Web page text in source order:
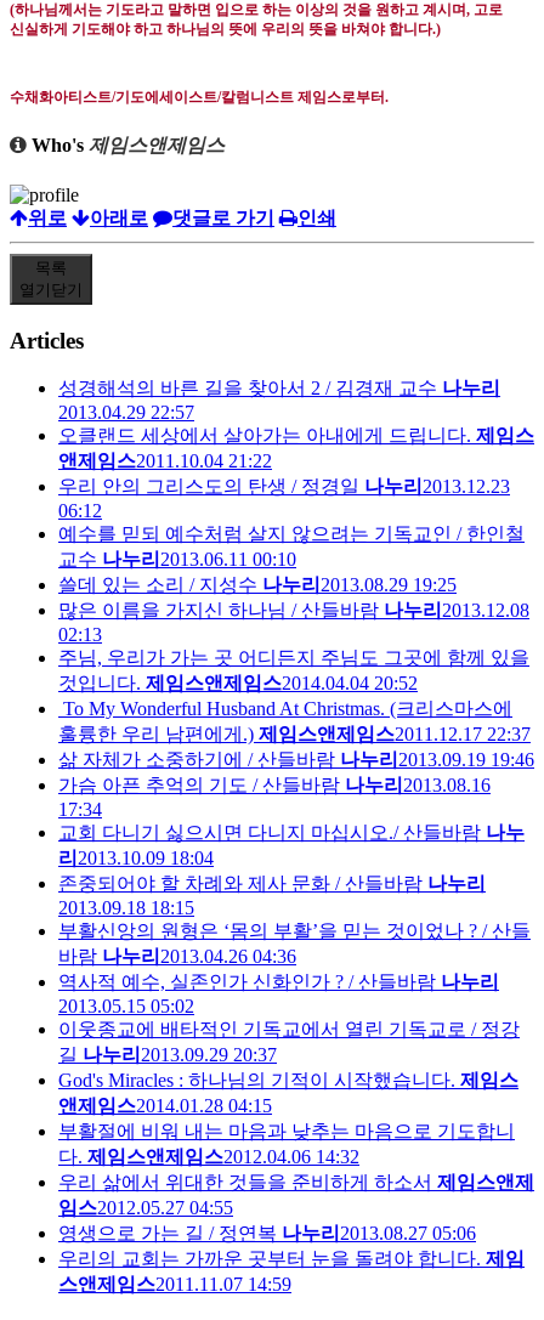
(하나님께서는 기도라고 말하면 입으로 하는 이상의 것을 원하고 계시며, 고로
신실하게 기도해야 하고 하나님의 뜻에 우리의 뜻을 바쳐야 합니다.)
수채화아티스트/기도에세이스트/칼럼니스트 제임스로부터.
Who's 제임스앤제임스
위로 아래로 댓글로 가기 인쇄
목록
열기 닫기
Articles
성경해석의 바른 길을 찾아서 2 / 김경재 교수 나누리
2013.04.29 22:57
오클랜드 세상에서 살아가는 아내에게 드립니다. 제임스
앤제임스2011.10.04 21:22
우리 안의 그리스도의 탄생 / 정경일 나누리 2013.12.23
06:12
예수를 믿되 예수처럼 살지 않으려는 기독교인 / 한인철
교수 나누리 2013.06.11 00:10
쓸데 있는 소리 / 지성수 나누리 2013.08.29 19:25
많은 이름을 가지신 하나님 / 산들바람 나누리 2013.12.08
02:13
주님, 우리가 가는 곳 어디든지 주님도 그곳에 함께 있을
것입니다. 제임스앤제임스2014.04.04 20:52
To My Wonderful Husband At Christmas. (크리스마스에
훌륭한 우리 남편에게.) 제임스앤제임스2011.12.17 22:37
삶 자체가 소중하기에 / 산들바람 나누리 2013.09.19 19:46
가슴 아픈 추억의 기도 / 산들바람 나누리 2013.08.16
17:34
교회 다니기 싫으시면 다니지 마십시오./ 산들바람 나누
리 2013.10.09 18:04
존중되어야 할 차례와 제사 문화 / 산들바람 나누리
2013.09.18 18:15
부활신앙의 원형은 ‘몸의 부활’을 믿는 것이었나 ? / 산들
바람 나누리 2013.04.26 04:36
역사적 예수, 실존인가 신화인가 ? / 산들바람 나누리
2013.05.15 05:02
이웃종교에 배타적인 기독교에서 열린 기독교로 / 정강
길 나누리 2013.09.29 20:37
God's Miracles : 하나님의 기적이 시작했습니다. 제임스
앤제임스2014.01.28 04:15
부활절에 비워 내는 마음과 낮추는 마음으로 기도합니
다. 제임스앤제임스2012.04.06 14:32
우리 삶에서 위대한 것들을 준비하게 하소서 제임스앤제
임스2012.05.27 04:55
영생으로 가는 길 / 정연복 나누리 2013.08.27 05:06
우리의 교회는 가까운 곳부터 눈을 돌려야 합니다. 제임
스앤제임스2011.11.07 14:59